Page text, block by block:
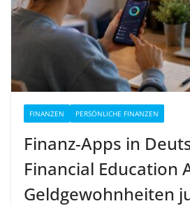
FINANZEN PERSÖNLICHE FINANZEN
Finanz-Apps in
Financial Education
Geldgewohnheiten